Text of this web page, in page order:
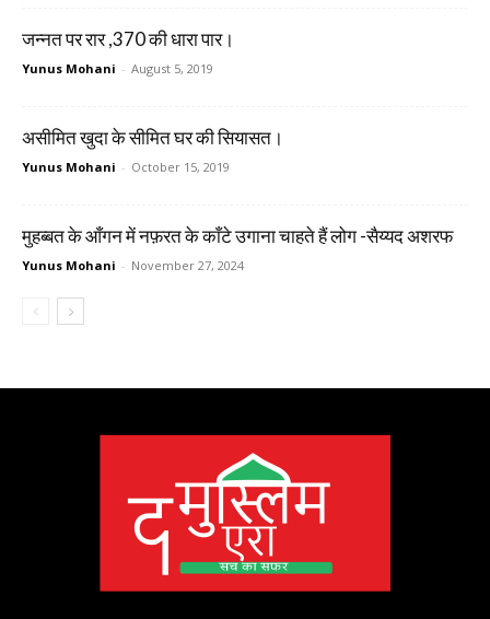
जन्नत पर रार ,370 की धारा पार।
Yunus Mohani - August 5, 2019
असीमित खुदा के सीमित घर की सियासत।
Yunus Mohani - October 15, 2019
मुहब्बत के आँगन में नफ़रत के काँटे उगाना चाहते हैं लोग -सैय्यद अशरफ
Yunus Mohani - November 27, 2024